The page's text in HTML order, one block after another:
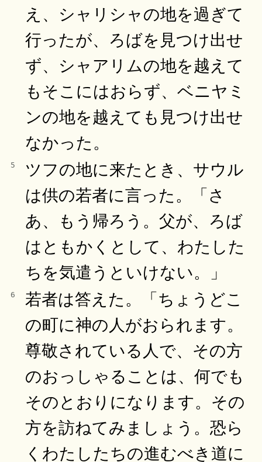
え、シャリシャの地を過ぎて
行ったが、ろばを見つけ出せ
ず、シャアリムの地を越えて
もそこにはおらず、ベニヤミ
ンの地を越えても見つけ出せ
なかった。
5
ツフの地に来たとき、サウル
は供の若者に言った。「さ
あ、もう帰ろう。父が、ろば
はともかくとして、わたした
ちを気遣うといけない。」
6
若者は答えた。「ちょうどこ
の町に神の人がおられます。
尊敬されている人で、その方
のおっしゃることは、何でも
そのとおりになります。その
方を訪ねてみましょう。恐ら
くわたしたちの進むべき道に